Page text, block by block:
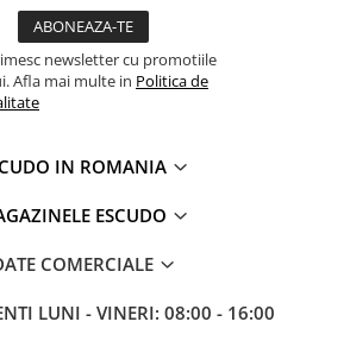
newsletter cu promotiile
Afla mai multe in Politica de
IN ROMANIA
ESCUDO
COMERCIALE
LUNI - VINERI: 08:00 - 16:00